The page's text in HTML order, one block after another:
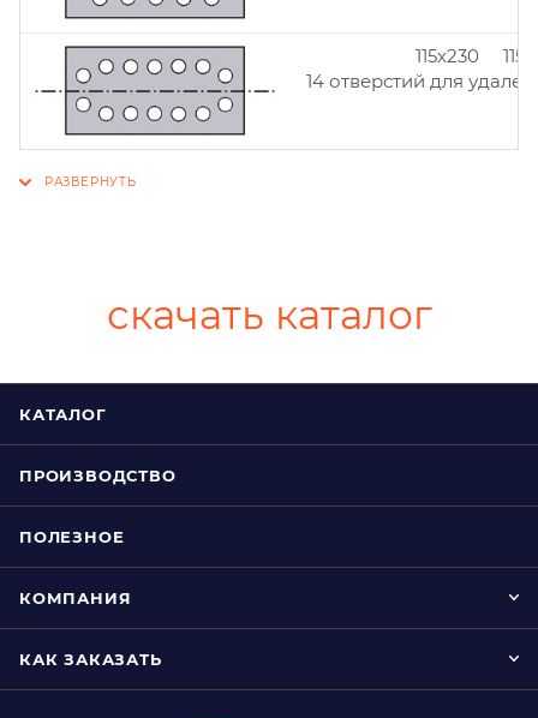
115x230
14 отверстий для
скачать каталог
КАТАЛОГ
ПРОИЗВОДСТВО
ПОЛЕЗНОЕ
КОМПАНИЯ
КАК ЗАКАЗАТЬ